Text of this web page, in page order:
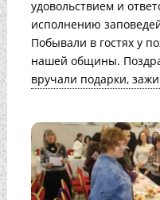
удовольствием и
исполнению
Побывали в гостях у
нашей общины.
вручали подарки,